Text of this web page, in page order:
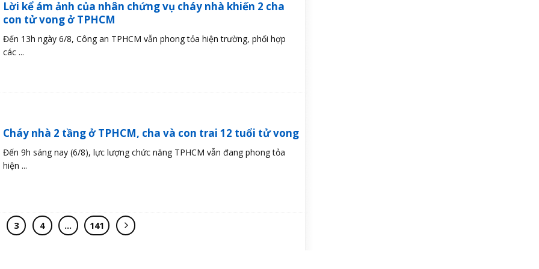
Lời kể ám ảnh của nhân chứng vụ cháy nhà khiến 2 cha
con tử vong ở TPHCM
Đến 13h ngày 6/8, Công an TPHCM vẫn phong tỏa hiện trường, phối hợp
các ...
Cháy nhà 2 tầng ở TPHCM, cha và con trai 12 tuổi tử vong
Đến 9h sáng nay (6/8), lực lượng chức năng TPHCM vẫn đang phong tỏa
hiện ...
3 4 … 141